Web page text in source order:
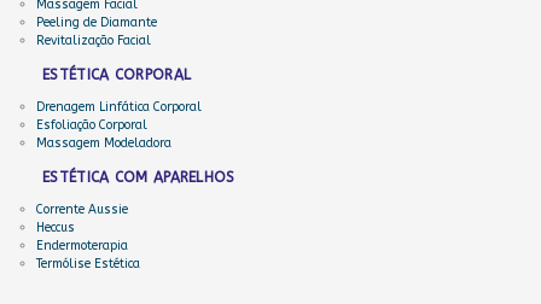
Massagem Facial
Peeling de Diamante
Revitalização Facial
ESTÉTICA CORPORAL
Drenagem Linfática Corporal
Esfoliação Corporal
Massagem Modeladora
ESTÉTICA COM APARELHOS
Corrente Aussie
Heccus
Endermoterapia
Termólise Estética